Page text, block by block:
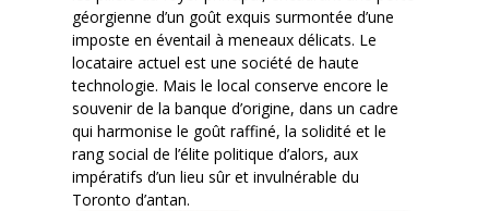
géorgienne d’un goût exquis surmontée d’une
imposte en éventail à meneaux délicats. Le
locataire actuel est une société de haute
technologie. Mais le local conserve encore le
souvenir de la banque d’origine, dans un cadre
qui harmonise le goût raffiné, la solidité et le
rang social de l’élite politique d’alors, aux
impératifs d’un lieu sûr et invulnérable du
Toronto d’antan.